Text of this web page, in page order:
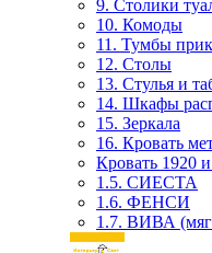
9. Столики
10. Комоды
11. Тумбы
12. Столы
13. Стулья и
14. Шкафы
15. Зеркала
16. Кровать
Кровать 1920
1.5. СИЕСТА
1.6. ФЕНСИ
1.7. ВИВА